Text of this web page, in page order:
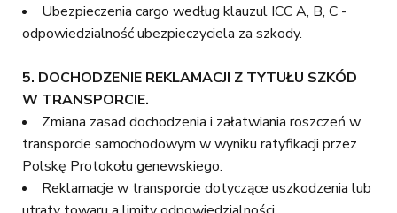
Ubezpieczenia cargo według klauzul ICC A, B, C -
odpowiedzialność ubezpieczyciela za szkody.
5. DOCHODZENIE REKLAMACJI Z TYTUŁU SZKÓD
W TRANSPORCIE.
Zmiana zasad dochodzenia i załatwiania roszczeń w
transporcie samochodowym w wyniku ratyfikacji przez
Polskę Protokołu genewskiego.
Reklamacje w transporcie dotyczące uszkodzenia lub